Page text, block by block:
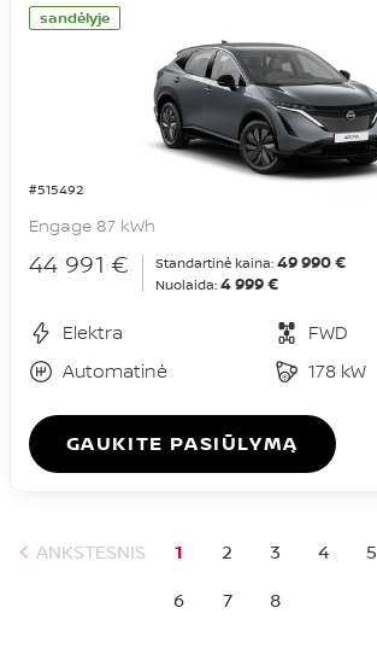
sandėlyje
#515492
Engage 87 kWh
44 991 € Standartinė kaina: 49 990 €
Nuolaida: 4 999 €
Elektra
FWD
Automatinė
178 kW
GAUKITE PASIŪLYMĄ
ANKSTESNIS 1 2 3 4
5
6
7 8